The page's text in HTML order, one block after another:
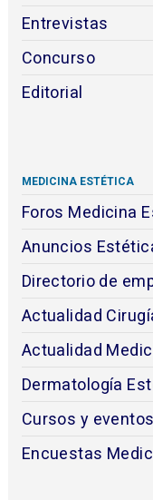
Entrevistas
Concurso
Editorial
MEDICINA ESTÉTICA
Foros Medicina
Anuncios
Directorio de
Actualidad
Actualidad
Dermatología
Cursos y eventos
Encuestas